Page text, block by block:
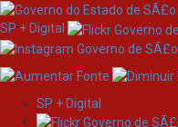
SP + Digital
SP + Digital